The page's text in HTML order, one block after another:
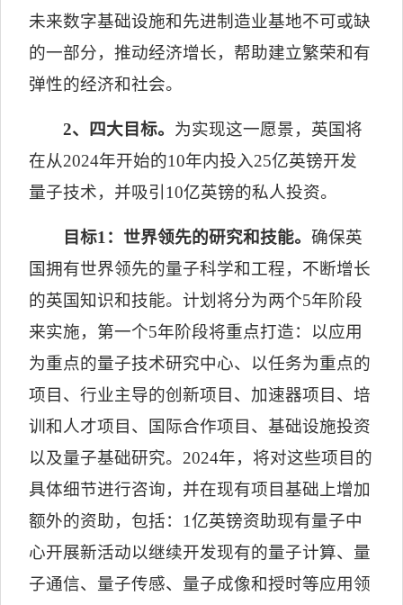
未来数字基础设施和先进制造业基地不可或缺
的一部分，推动经济增长，帮助建立繁荣和有
弹性的经济和社会。
2、四大目标。 为实现这一愿景，英国将
在从2024年开始的10年内投入25亿英镑开发
量子技术，并吸引 10亿英镑的私人投资。
目标1 ：世界领先的研究和技能。 确保英
国拥有世界领先的量子科学和工程，不断增长
的英国知识和技能。计划将分为两个5年阶段
来实施，第一个5年阶段将重点打造：以应用
为重点的量子技术研究中心、以任务为重点的
项目、行业主导的创新项目、加速器项目、培
训和人才项目、国际合作项目、基础设施投资
以及量子基础研究。 2024年，将对这些项目的
具体细节进行咨询，并在现有项目基础上增加
额外的资助，包括： 1亿英镑资助现有量子中
心开展新活动以继续开发现有的量子计算、量
子通信、量子传感、量子成像和授时等应用领